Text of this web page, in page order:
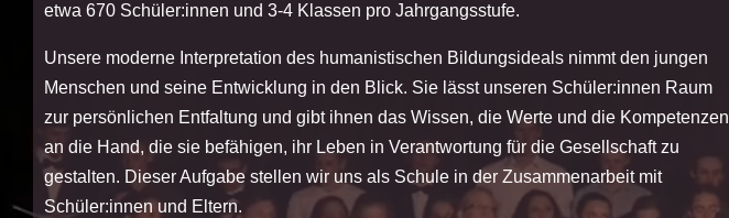
etwa 670 Schüler:innen und 3-4 Klassen pro Jahrgangsstufe.
Unsere moderne Interpretation des humanistischen Bildungsideals nimmt den jungen
Menschen und seine Entwicklung in den Blick. Sie lässt unseren Schüler:innen Raum
zur persönlichen Entfaltung und gibt ihnen das Wissen, die Werte und die Kompetenzen
an die Hand, die sie befähigen, ihr Leben in Verantwortung für die Gesellschaft zu
gestalten. Dieser Aufgabe stellen wir uns als Schule in der Zusammenarbeit mit
Schüler:innen und Eltern.